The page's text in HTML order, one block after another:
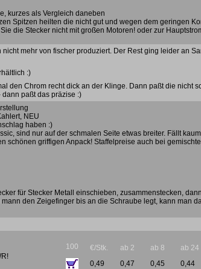
kurzes als Vergleich daneben
Spitzen heilten die nicht gut und wegen dem geringen
die Stecker nicht mit großen Motoren! oder zur
mehr von fischer produziert. Der Rest ging leider an
:)
den Chrom recht dick an der Klinge. Dann paßt die nicht
paßt das präzise :)
NEU
haben :)
sind nur auf der schmalen Seite etwas breiter. Fällt
schönen griffigen Anpack! Staffelpreise auch bei
für Stecker Metall einschieben, zusammenstecken,
den Zeigefinger bis an die Schraube legt, kann man
100
€/Stk.
0,49
ab 2
0,47
ab 8
0,45
ab 24
0,44